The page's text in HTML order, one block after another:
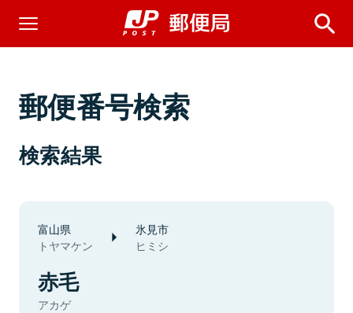
郵便番号検索
検索結果
富山県
トヤマケン
氷見市
ヒミシ
赤毛
アカゲ